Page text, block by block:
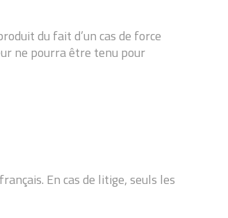
du fait d’un cas de force
ne pourra être tenu pour
En cas de litige, seuls les